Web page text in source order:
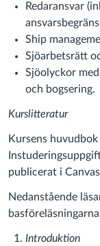
Redaransvar
Ship
Sjöarbetsrätt
Sjöolyckor
och bogsering.
Kurslitteratur
Kursens huvudbok
publicerat i
Nedanstående
Introduktion